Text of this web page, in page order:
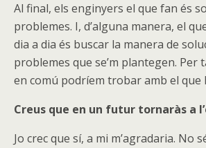
Al final, els enginyers el que fan és
problemes. I, d’alguna manera, el
dia a dia és buscar la manera de
problemes que se’m plantegen. Per
en comú podríem trobar amb el que
Creus que en un futur tornaràs a
Jo crec que sí, a mi m’agradaria. No